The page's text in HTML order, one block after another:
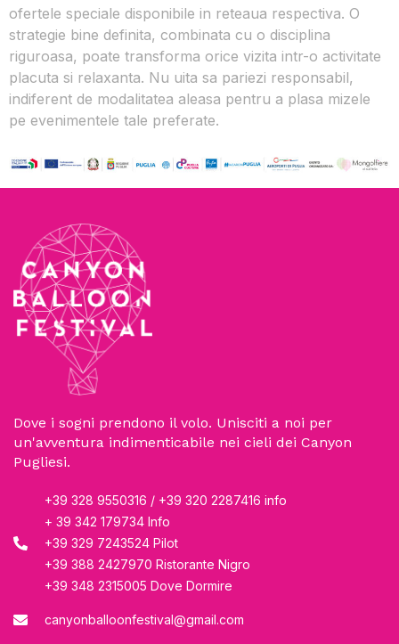
ofertele speciale disponibile in reteaua respectiva. O
strategie bine definita, combinata cu o disciplina
riguroasa, poate transforma orice vizita intr-o activitate
placuta si relaxanta. Nu uita sa pariezi responsabil,
indiferent de modalitatea aleasa pentru a plasa mizele
pe evenimentele tale preferate.
Dove i sogni prendono il volo. Unisciti a noi per
un'avventura indimenticabile nei cieli dei Canyon
Pugliesi.
+39 328 9550316 / +39 320 2287416 info
+ 39 342 179734 Info
+39 329 7243524 Pilot
+39 388 2427970 Ristorante Nigro
+39 348 2315005 Dove Dormire
canyonballoonfestival@gmail.com